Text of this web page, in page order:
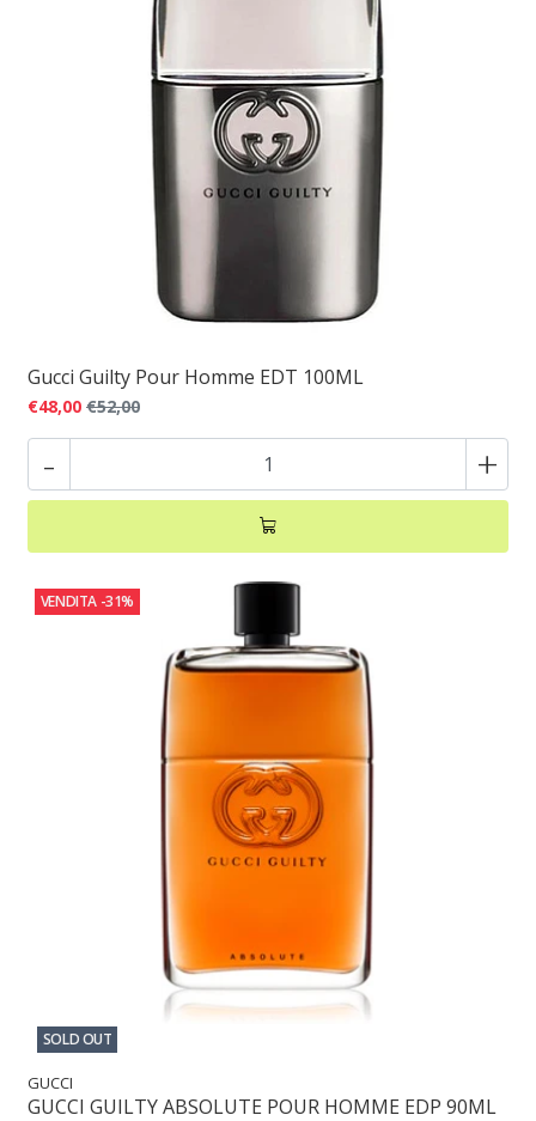
Gucci Guilty Pour Homme EDT 100ML
€48,00 €52,00
- +
VENDITA -31%
SOLD OUT
GUCCI
GUCCI GUILTY ABSOLUTE POUR HOMME EDP 90ML